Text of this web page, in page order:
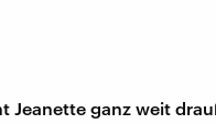
Jeanette ganz weit